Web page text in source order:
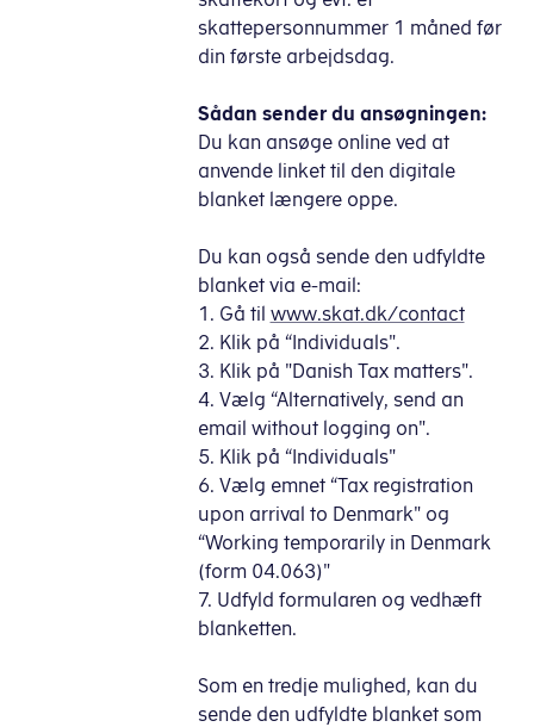
skattepersonnummer 1 måned før
din første arbejdsdag.
Sådan sender du ansøgningen:
Du kan ansøge online ved at
anvende linket til den digitale
blanket længere oppe.
Du kan også sende den udfyldte
blanket via e-mail:
1. Gå til www.skat.dk/contact
2. Klik på “Individuals".
3. Klik på "Danish Tax matters".
4. Vælg “Alternatively, send an
email without logging on".
5. Klik på “Individuals"
6. Vælg emnet “Tax registration
upon arrival to Denmark" og
“Working temporarily in Denmark
(form 04.063)"
7. Udfyld formularen og vedhæft
blanketten.
Som en tredje mulighed, kan du
sende den udfyldte blanket som